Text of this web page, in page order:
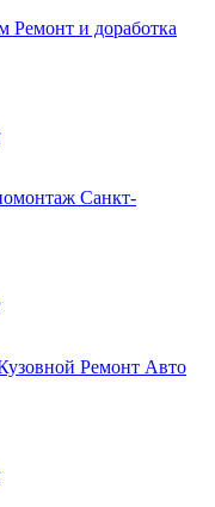
Ремонт и доработка
Санкт-
Ремонт Авто